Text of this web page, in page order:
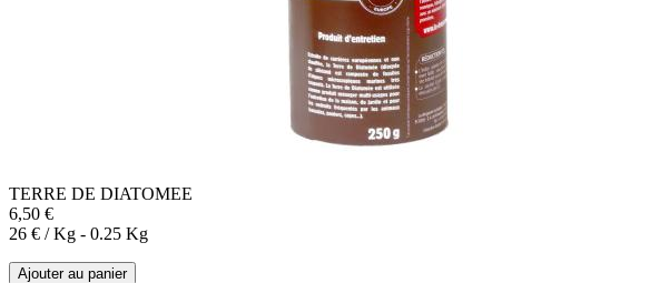
TERRE DE DIATOMEE
6,50 €
26 € / Kg - 0.25 Kg
Ajouter au panier